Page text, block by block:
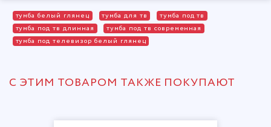
тумба белый глянец тумба для тв
тумба под тв
тумба под тв длинная
тумба под тв современная
тумба под телевизор белый глянец
С ЭТИМ ТОВАРОМ ТАКЖЕ ПОКУПАЮТ